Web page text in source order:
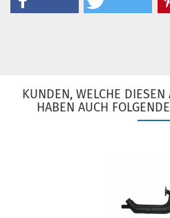
KUNDEN, WELCHE DIESEN
HABEN AUCH